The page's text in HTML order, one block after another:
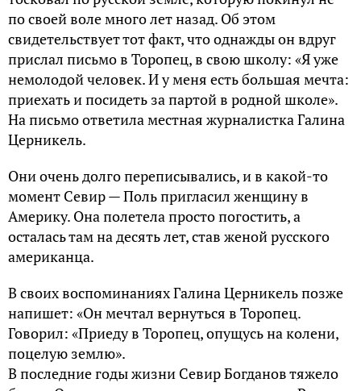
по своей воле много лет назад. Об этом
свидетельствует тот факт, что однажды он вдруг
прислал письмо в Торопец, в свою школу: «Я уже
немолодой человек. И у меня есть большая мечта:
приехать и посидеть за партой в родной школе».
На письмо ответила местная журналистка Галина
Церникель.
Они очень долго переписывались, и в какой-то
момент Севир — Поль пригласил женщину в
Америку. Она полетела просто погостить, а
осталась там на десять лет, став женой русского
американца.
В своих воспоминаниях Галина Церникель позже
напишет: «Он мечтал вернуться в Торопец.
Говорил: «Приеду в Торопец, опущусь на колени,
поцелую землю».
В последние годы жизни Севир Богданов тяжело